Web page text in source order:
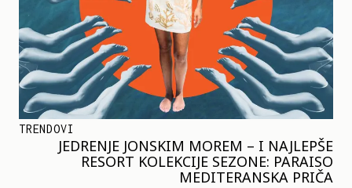
TRENDOVI
JEDRENJE JONSKIM MOREM – I NAJLEPŠE
RESORT KOLEKCIJE SEZONE: PARAISO
MEDITERANSKA PRIČA